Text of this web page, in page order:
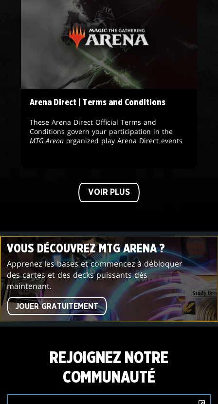
Arena Direct | Terms and Conditions
These Arena Direct Official Terms and
Conditions govern your participation in the
MTG Arena organized play Arena Direct events
VOIR PLUS
VOUS DÉCOUVREZ MTG ARENA ?
Apprenez les bases et commencez à débloquer
des cartes et des decks puissants dès
maintenant.
JOUER GRATUITEMENT
REJOIGNEZ NOTRE
COMMUNAUTÉ